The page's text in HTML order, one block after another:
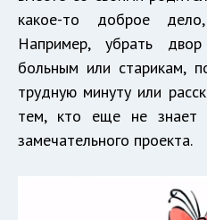
какое-то доброе
Например, убрать
больным или старикам,
трудную минуту или
тем, кто еще не знает
замечательного проекта.